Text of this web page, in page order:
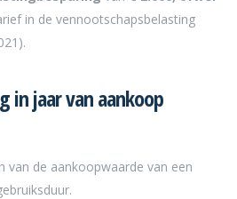
in de vennootschapsbelasting
in jaar van aankoop
van de aankoopwaarde van een